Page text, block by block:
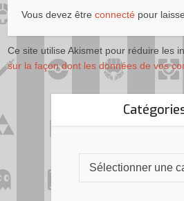
Vous devez êtreconnecté pour
Ce site utilise Akismet pour réduire les
sur la façon dont les données de vos